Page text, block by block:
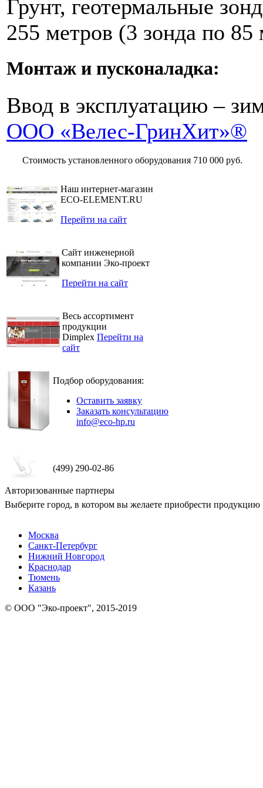
Грунт, геотермальные
255 метров (3 зонда по 85
Монтаж и пусконаладка:
Ввод в эксплуатацию –
ООО «Велес-ГринХит»®
Стоимость установленного оборудования 710 000 руб.
Наш интернет-магазин
ECO-ELEMENT.RU
Перейти на сайт
Сайт инженерной
компании Эко-проект
Перейти на сайт
Весь ассортимент
продукции
Dimplex Перейти на
сайт
Подбор оборудования:
Оставить заявку
Заказать консультацию
info@eco-hp.ru
(499) 290-02-86
Авторизованные партнеры
Выберите город, в котором вы желаете приобрести продукцию
Москва
Санкт-Петербург
Нижний Новгород
Краснодар
Тюмень
Казань
© ООО "Эко-проект", 2015-2019